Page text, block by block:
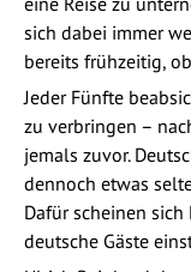
sich dabei immer
bereits frühzeitig,
Jeder Fünfte
zu verbringen –
jemals zuvor.
dennoch etwas
Dafür scheinen
deutsche Gäste